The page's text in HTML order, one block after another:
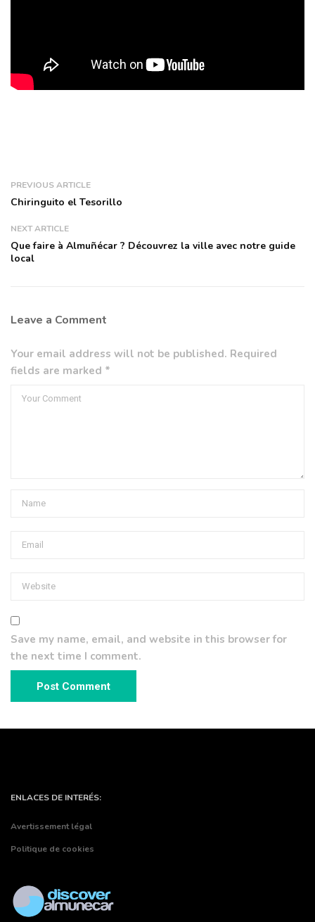
PREVIOUS ARTICLE
Chiringuito el Tesorillo
NEXT ARTICLE
Que faire à Almuñécar ? Découvrez la ville avec notre guide
local
Leave a Comment
Your email address will not be published. Required
fields are marked *
Save my name, email, and website in this browser for
the next time I comment.
ENLACES DE INTERÉS:
Avertissement légal
Politique de cookies